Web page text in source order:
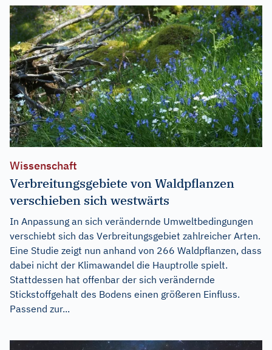
Wissenschaft
Verbreitungsgebiete von Waldpflanzen
verschieben sich westwärts
In Anpassung an sich verändernde Umweltbedingungen
verschiebt sich das Verbreitungsgebiet zahlreicher Arten.
Eine Studie zeigt nun anhand von 266 Waldpflanzen, dass
dabei nicht der Klimawandel die Hauptrolle spielt.
Stattdessen hat offenbar der sich verändernde
Stickstoffgehalt des Bodens einen größeren Einfluss.
Passend zur...